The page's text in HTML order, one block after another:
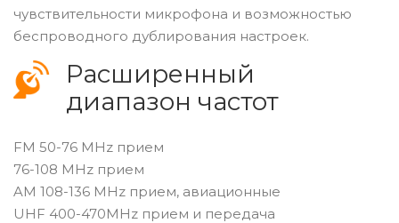
чувствительности микрофона и возможностью
беспроводного дублирования настроек.
Расширенный
диапазон частот
FM 50-76 MHz прием
76-108 MHz прием
AM 108-136 MHz прием, авиационные
UHF 400-470MHz прием и передача